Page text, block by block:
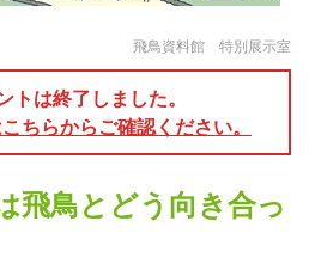
飛鳥資料館 特別展示室
は終了しました。
ちらからご確認ください。
飛鳥とどう向き合っ